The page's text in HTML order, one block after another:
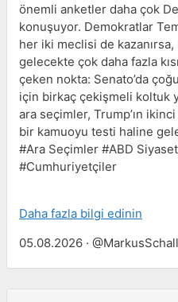
önemli anketler daha çok
konuşuyor. Demokratlar
her iki meclisi de kazanırsa,
gelecekte çok daha fazla
çeken nokta: Senato’da
için birkaç çekişmeli koltuk
ara seçimler, Trump’ın
bir kamuoyu testi haline
#Ara Seçimler #ABD
#Cumhuriyetçiler
Daha fazla bilgi edinin
05.08.2026 · @MarkusSchall